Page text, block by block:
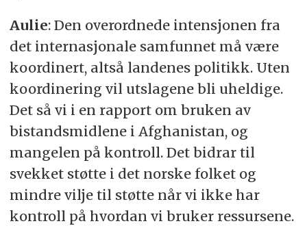
Aulie: Den overordnede intensjonen fra
det internasjonale samfunnet må være
koordinert, altså landenes politikk. Uten
koordinering vil utslagene bli uheldige.
Det så vi i en rapport om bruken av
bistandsmidlene i Afghanistan, og
mangelen på kontroll. Det bidrar til
svekket støtte i det norske folket og
mindre vilje til støtte når vi ikke har
kontroll på hvordan vi bruker ressursene.